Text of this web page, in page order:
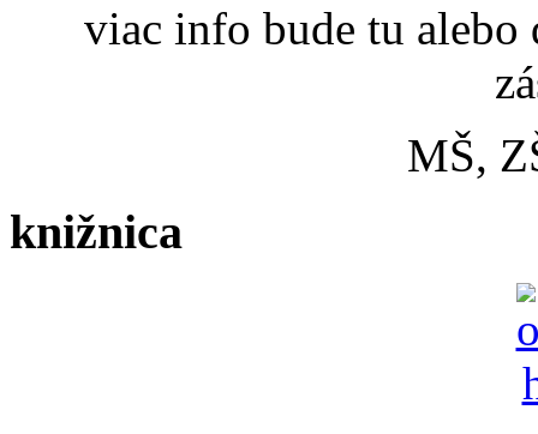
viac info bude tu alebo
MŠ,
knižnica